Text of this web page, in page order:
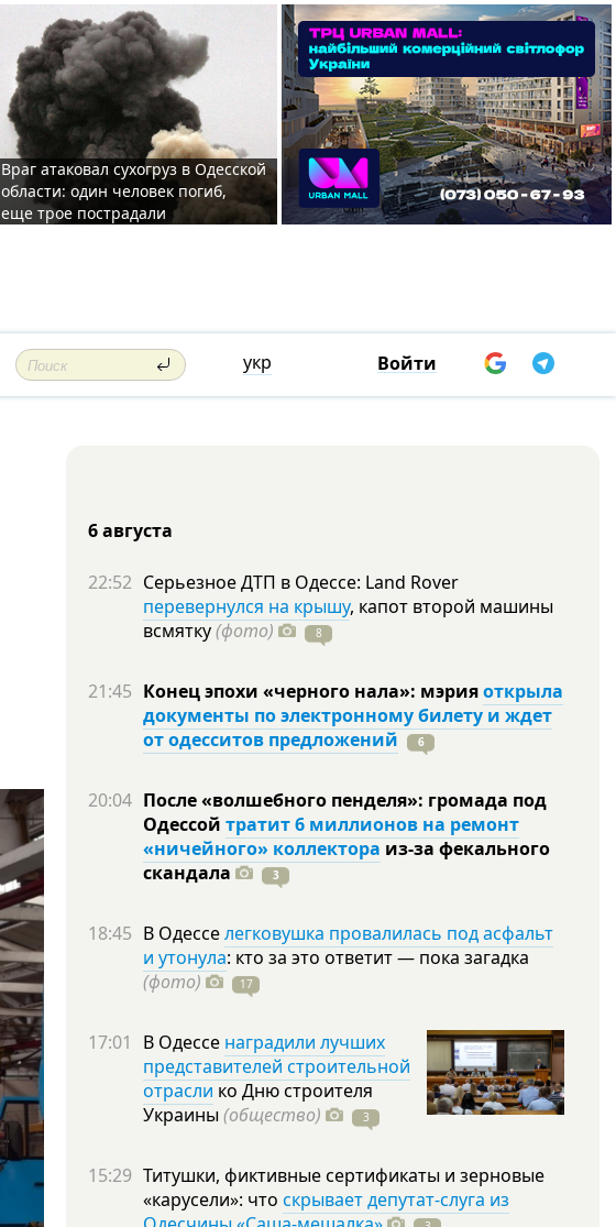
Враг атаковал сухогруз в Одесской
области: один человек погиб,
еще трое пострадали
укр Войти
6 августа
22:52 Серьезное ДТП в Одессе: Land Rover
перевернулся на крышу, капот второй машины
всмятку(фото) 8
21:45 Конец эпохи «черного нала»: мэрияоткрыла
документы по электронному билету и ждет
от одесситов предложений
6
20:04 После «волшебного пенделя»: громада под
Одессой тратит 6 миллионов на ремонт
«ничейного» коллектора из-за фекального
скандала
3
18:45 В Одесселегковушка провалилась под асфальт
и утонула: кто за это ответит — пока загадка
(фото)
17
17:01 В Одессе наградили лучших
представителей строительной
отрасли ко Дню строителя
Украины (общество) 3
15:29 Титушки, фиктивные сертификаты и зерновые
«карусели»: что скрывает депутат-слуга из